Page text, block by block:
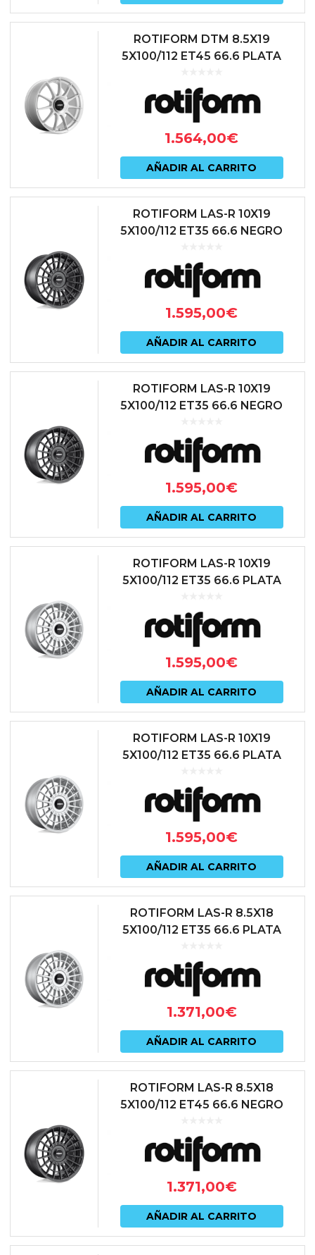
ROTIFORM DTM 8.5X19
5X100/112 ET45 66.6 PLATA
1.564,00€
AÑADIR AL CARRITO
ROTIFORM LAS-R 10X19
5X100/112 ET35 66.6 NEGRO
1.595,00€
AÑADIR AL CARRITO
ROTIFORM LAS-R 10X19
5X100/112 ET35 66.6 NEGRO
1.595,00€
AÑADIR AL CARRITO
ROTIFORM LAS-R 10X19
5X100/112 ET35 66.6 PLATA
1.595,00€
AÑADIR AL CARRITO
ROTIFORM LAS-R 10X19
5X100/112 ET35 66.6 PLATA
1.595,00€
AÑADIR AL CARRITO
ROTIFORM LAS-R 8.5X18
5X100/112 ET35 66.6 PLATA
1.371,00€
AÑADIR AL CARRITO
ROTIFORM LAS-R 8.5X18
5X100/112 ET45 66.6 NEGRO
1.371,00€
AÑADIR AL CARRITO